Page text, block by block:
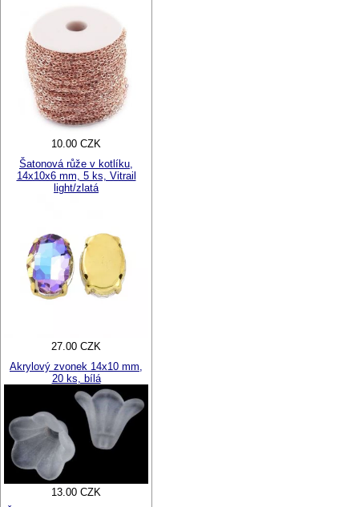
10.00 CZK
Šatonová růže v kotlíku,
14x10x6 mm, 5 ks, Vitrail
light/zlatá
27.00 CZK
Akrylový zvonek 14x10 mm,
20 ks, bílá
13.00 CZK